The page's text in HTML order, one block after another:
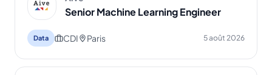
Senior Machine Learning Engineer
Data CDI Paris 5 août 2026